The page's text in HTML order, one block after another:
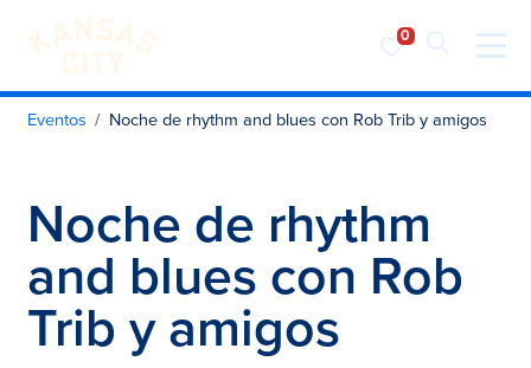
Visita KC
Ir al contenido
Eventos Noche de rhythm and blues con Rob Trib y amigos
Noche de rhythm
and blues con Rob
Trib y amigos